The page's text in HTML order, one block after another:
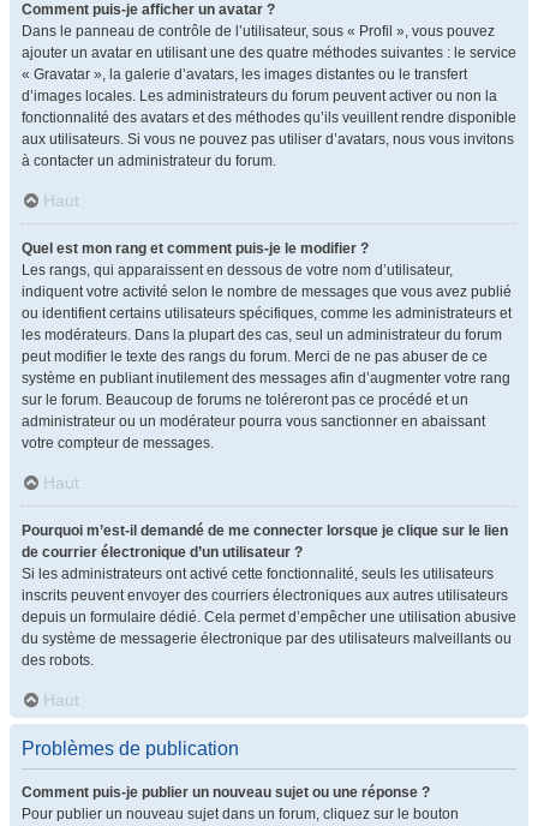
Comment puis-je afficher un avatar ?
Dans le panneau de contrôle de l’utilisateur, sous « Profil », vous pouvez
ajouter un avatar en utilisant une des quatre méthodes suivantes : le service
« Gravatar », la galerie d’avatars, les images distantes ou le transfert
d’images locales. Les administrateurs du forum peuvent activer ou non la
fonctionnalité des avatars et des méthodes qu’ils veuillent rendre disponible
aux utilisateurs. Si vous ne pouvez pas utiliser d’avatars, nous vous invitons
à contacter un administrateur du forum.
Haut
Quel est mon rang et comment puis-je le modifier ?
Les rangs, qui apparaissent en dessous de votre nom d’utilisateur,
indiquent votre activité selon le nombre de messages que vous avez publié
ou identifient certains utilisateurs spécifiques, comme les administrateurs et
les modérateurs. Dans la plupart des cas, seul un administrateur du forum
peut modifier le texte des rangs du forum. Merci de ne pas abuser de ce
système en publiant inutilement des messages afin d’augmenter votre rang
sur le forum. Beaucoup de forums ne toléreront pas ce procédé et un
administrateur ou un modérateur pourra vous sanctionner en abaissant
votre compteur de messages.
Haut
Pourquoi m’est-il demandé de me connecter lorsque je clique sur le lien
de courrier électronique d’un utilisateur ?
Si les administrateurs ont activé cette fonctionnalité, seuls les utilisateurs
inscrits peuvent envoyer des courriers électroniques aux autres utilisateurs
depuis un formulaire dédié. Cela permet d’empêcher une utilisation abusive
du système de messagerie électronique par des utilisateurs malveillants ou
des robots.
Haut
Problèmes de publication
Comment puis-je publier un nouveau sujet ou une réponse ?
Pour publier un nouveau sujet dans un forum, cliquez sur le bouton